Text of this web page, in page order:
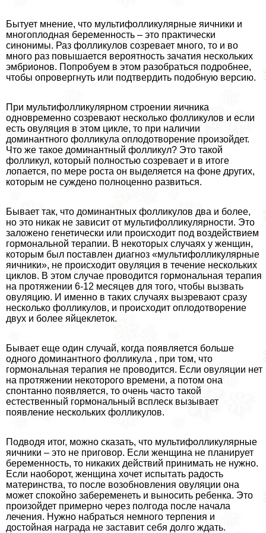
Бытует мнение, что мультифолликулярные яичники и
многоплодная беременность – это практически
синонимы. Раз фолликулов созревает много, то и во
много раз повышается вероятность зачатия нескольких
эмбрионов. Попробуем в этом разобраться подробнее,
чтобы опровергнуть или подтвердить подобную версию.
При мультифолликулярном строении яичника
одновременно созревают несколько фолликулов и если
есть овуляция в этом цикле, то при наличии
доминантного фолликула оплодотворение произойдет.
Что же такое доминантный фолликул? Это такой
фолликул, который полностью созревает и в итоге
лопается, по мере роста он выделяется на фоне других,
которым не суждено полноценно развиться.
Бывает так, что доминантных фолликулов два и более,
но это никак не зависит от мультифолликулярности. Это
заложено генетически или происходит под воздействием
гормональной терапии. В некоторых случаях у женщин,
которым был поставлен диагноз «мультифолликулярные
яичники», не происходит овуляция в течение нескольких
циклов. В этом случае проводится гормональная терапия
на протяжении 6-12 месяцев для того, чтобы вызвать
овуляцию. И именно в таких случаях вызревают сразу
несколько фолликулов, и происходит оплодотворение
двух и более яйцеклеток.
Бывает еще один случай, когда появляется больше
одного доминантного фолликула , при том, что
гормональная терапия не проводится. Если овуляции нет
на протяжении некоторого времени, а потом она
спонтанно появляется, то очень часто такой
естественный гормональный всплеск вызывает
появление нескольких фолликулов.
Подводя итог, можно сказать, что мультифолликулярные
яичники – это не приговор. Если женщина не планирует
беременность, то никаких действий принимать не нужно.
Если наоборот, женщина хочет испытать радость
материнства, то после возобновления овуляции она
может спокойно забеременеть и выносить ребенка. Это
произойдет примерно через полгода после начала
лечения. Нужно набраться немного терпения и
достойная награда не заставит себя долго ждать.